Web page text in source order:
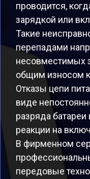
проводится,
зарядкой или
Такие
перепадами
несовместимых
общим износом
Отказы цепи
виде
разряда батареи
реакции на
В фирменном
передовые